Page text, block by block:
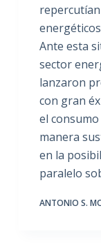
Ante esta
sector
lanzaron
con gran
el
manera
en la
paralelo
ANTONIO S.